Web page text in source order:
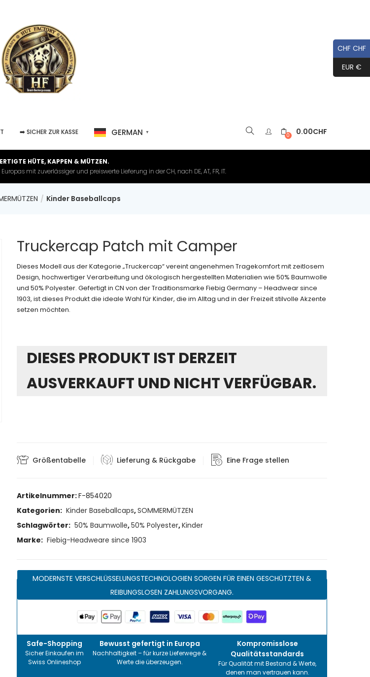
➡️ SICHER ZUR KASSE GERMAN ▼ 0 0.00CHF
HÜTE, KAPPEN & MÜTZEN.
mit zuverlässiger und preiswerte Lieferung in der CH, nach DE, AT, FR, IT.
Kinder Baseballcaps
Truckercap Patch mit Camper
Dieses Modell aus der Kategorie „Truckercap“ vereint angenehmen Tragekomfort mit zeitlosem
Design, hochwertiger Verarbeitung und ökologisch hergestellten Materialien wie 50% Baumwolle
und 50% Polyester. Gefertigt in CN von der Traditionsmarke Fiebig Germany – Headwear since
1903, ist dieses Produkt die ideale Wahl für Kinder, die im Alltag und in der Freizeit stilvolle Akzente
setzen möchten.
DIESES PRODUKT IST DERZEIT
AUSVERKAUFT UND NICHT VERFÜGBAR.
Größentabelle Lieferung & Rückgabe Eine Frage stellen
Artikelnummer:F-854020
Kategorien: Kinder Baseballcaps,SOMMERMÜTZEN
Schlagwörter: 50% Baumwolle,50% Polyester,Kinder
Marke: Fiebig-Headweare since 1903
MODERNSTE VERSCHLÜSSELUNGSTECHNOLOGIEN SORGEN FÜR EINEN GESCHÜTZTEN &
REIBUNGSLOSEN ZAHLUNGSVORGANG.
Safe-Shopping
Sicher Einkaufen im
Swiss Onlineshop
Bewusst gefertigt in Europa
Nachhaltigkeit – für kurze Lieferwege &
Werte die überzeugen.
Kompromisslose
Qualitätsstandards
Für Qualität mit Bestand & Werte,
denen man vertrauen kann.
CHF CHF
EUR €